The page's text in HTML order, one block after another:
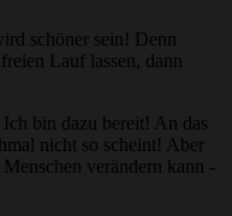
schöner sein! Denn
Lauf lassen, dann
bin dazu bereit! An das
nicht so scheint! Aber
verändern kann -